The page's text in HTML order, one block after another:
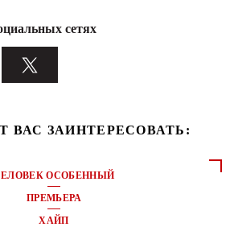
сетях
ВАС ЗАИНТЕРЕСОВАТЬ:
ОСОБЕННЫЙ
ПРЕМЬЕРА
ХАЙП